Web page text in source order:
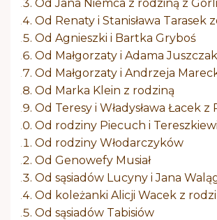
Od Jana Niemca z rodziną z
Od Renaty i Stanisława Tarasek
Od Agnieszki i Bartka Gryboś
Od Małgorzaty i Adama Juszczak
Od Małgorzaty i Andrzeja
Od Marka Klein z rodziną
Od Teresy i Władysława Łacek z
Od rodziny Piecuch i
Od rodziny Włodarczyków
Od Genowefy Musiał
Od sąsiadów Lucyny i Jana
Od koleżanki Alicji Wacek z
Od sąsiadów Tabisiów